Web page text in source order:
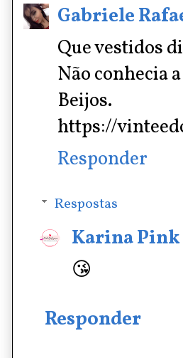
Gabriele
Que vestidos
Não conhecia
Beijos.
https://
Responder
Respostas
Karina Pink
😘
Responder